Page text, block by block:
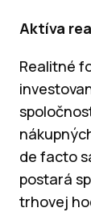
Aktíva
Realitné
de facto
postará
trhovej